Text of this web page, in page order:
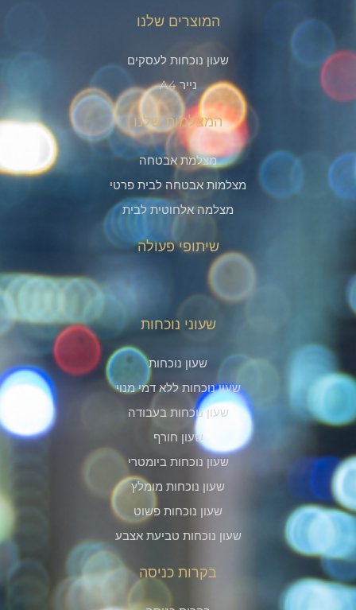
המוצרים שלנו
שעון נוכחות לעסקים
נייר A4
המצלמות שלנו
מצלמת אבטחה
מצלמות אבטחה לבית פרטי
מצלמה אלחוטית לבית
שיתופי פעולה
שעוני נוכחות
שעון נוכחות
שעון נוכחות ללא דמי מנוי
שעון נוכחות בעבודה
שעון חורף
שעון נוכחות ביומטרי
שעון נוכחות מומלץ
שעון נוכחות פשוט
שעון נוכחות טביעת אצבע
בקרות כניסה